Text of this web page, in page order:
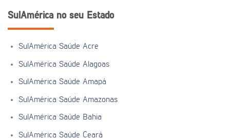
SulAmérica no seu Estado
SulAmérica Saúde Acre
SulAmérica Saúde Alagoas
SulAmérica Saúde Amapá
SulAmérica Saúde Amazonas
SulAmérica Saúde Bahia
SulAmérica Saúde Ceará